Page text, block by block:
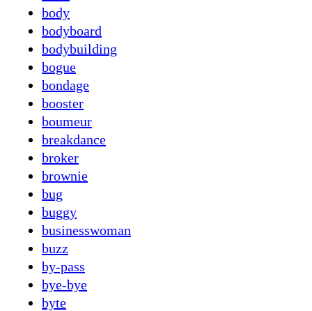
body
bodyboard
bodybuilding
bogue
bondage
booster
boumeur
breakdance
broker
brownie
bug
buggy
businesswoman
buzz
by-pass
bye-bye
byte